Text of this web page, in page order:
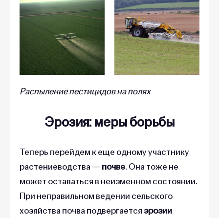
Распыление пестицидов на полях
Эрозия: меры борьбы
Теперь перейдем к еще одному участнику
растениеводства — почве. Она тоже не
может оставаться в неизменном состоянии.
При неправильном ведении сельского
хозяйства почва подвергается эрозии